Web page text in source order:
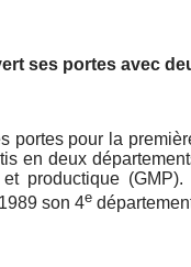
ses portes avec
portes pour la
en deux
productique
son 4e